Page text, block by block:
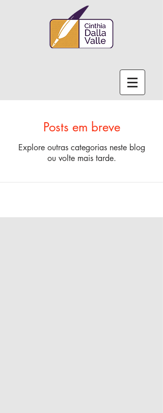
Posts em breve
Explore outras categorias neste blog
ou volte mais tarde.